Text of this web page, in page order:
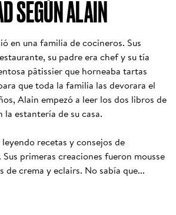
SEGÚN ALAIN
en una familia de cocineros. Sus
su padre era chef y su tía
pâtissier que horneaba tartas
que toda la familia las devorara el
Alain empezó a leer los dos libros de
la estantería de su casa.
recetas y consejos de
primeras creaciones fueron mousse
de crema y eclairs. No sabía que...